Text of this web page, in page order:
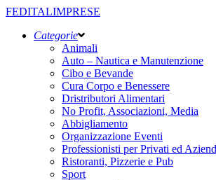
FEDITALIMPRESE
Categorie
Animali
Auto – Nautica e Manutenzione
Cibo e Bevande
Cura Corpo e Benessere
Dristributori Alimentari
No Profit, Associazioni, Media
Abbigliamento
Organizzazione Eventi
Professionisti per Privati ed
Ristoranti, Pizzerie e Pub
Sport